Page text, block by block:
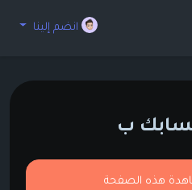
انضم إلينا
ب
هذه الصفحة